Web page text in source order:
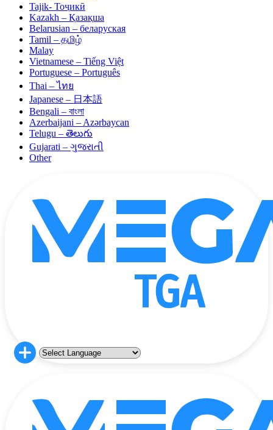
Tajik- Тоҷикӣ
Kazakh – Қазақша
Belarusian – беларуская
Tamil – தமிழ்
Malay
Vietnamese – Tiếng Việt
Portuguese – Português
Thai – ไทย
Japanese – 日本語
Bengali – বাংলা
Azerbaijani – Azərbaycan
Telugu – తెలుగు
Gujarati – ગુજરાતી
Other